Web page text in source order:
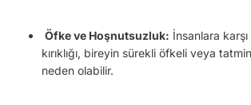
Öfke ve Hoşnutsuzluk: İnsanlara
kırıklığı, bireyin sürekli öfkeli veya
neden olabilir.